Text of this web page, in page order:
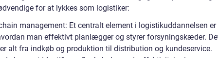
for at lykkes som logistiker:
management: Et centralt element i logistikuddannelsen er
man effektivt planlægger og styrer forsyningskæder.
alt fra indkøb og produktion til distribution og kundeservice.